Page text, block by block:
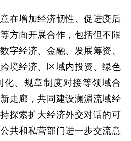
增加经济韧性、促进疫后
方面开展合作，包括但不限
字经济、金融、发展筹资、
境经济、区域内投资、绿色
化、规章制度对接等领域合
走廊，共同建设澜湄流域经
探索扩大经济外交对话的可
共和私营部门进一步交流意